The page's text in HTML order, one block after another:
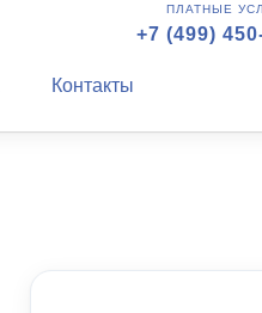
ПЛАТНЫЕ
+7 (499)
Контакты